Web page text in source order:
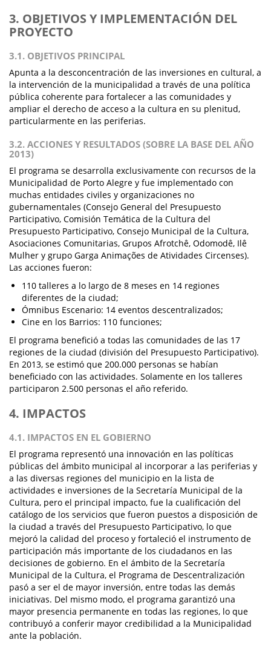
3. OBJETIVOS Y IMPLEMENTACIÓN DEL
PROYECTO
3.1. OBJETIVOS PRINCIPAL
Apunta a la desconcentración de las inversiones en cultural, a
la intervención de la municipalidad a través de una política
pública coherente para fortalecer a las comunidades y
ampliar el derecho de acceso a la cultura en su plenitud,
particularmente en las periferias.
3.2. ACCIONES Y RESULTADOS (SOBRE LA BASE DEL AÑO
2013)
El programa se desarrolla exclusivamente con recursos de la
Municipalidad de Porto Alegre y fue implementado con
muchas entidades civiles y organizaciones no
gubernamentales (Consejo General del Presupuesto
Participativo, Comisión Temática de la Cultura del
Presupuesto Participativo, Consejo Municipal de la Cultura,
Asociaciones Comunitarias, Grupos Afrotchê, Odomodê, Ilê
Mulher y grupo Garga Animações de Atividades Circenses).
Las acciones fueron:
110 talleres a lo largo de 8 meses en 14 regiones
diferentes de la ciudad;
Ómnibus Escenario: 14 eventos descentralizados;
Cine en los Barrios: 110 funciones;
El programa benefició a todas las comunidades de las 17
regiones de la ciudad (división del Presupuesto Participativo).
En 2013, se estimó que 200.000 personas se habían
beneficiado con las actividades. Solamente en los talleres
participaron 2.500 personas el año referido.
4. IMPACTOS
4.1. IMPACTOS EN EL GOBIERNO
El programa representó una innovación en las políticas
públicas del ámbito municipal al incorporar a las periferias y
a las diversas regiones del municipio en la lista de
actividades e inversiones de la Secretaría Municipal de la
Cultura, pero el principal impacto, fue la cualificación del
catálogo de los servicios que fueron puestos a disposición de
la ciudad a través del Presupuesto Participativo, lo que
mejoró la calidad del proceso y fortaleció el instrumento de
participación más importante de los ciudadanos en las
decisiones de gobierno. En el ámbito de la Secretaría
Municipal de la Cultura, el Programa de Descentralización
pasó a ser el de mayor inversión, entre todas las demás
iniciativas. Del mismo modo, el programa garantizó una
mayor presencia permanente en todas las regiones, lo que
contribuyó a conferir mayor credibilidad a la Municipalidad
ante la población.